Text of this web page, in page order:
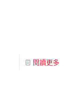
閱讀更多